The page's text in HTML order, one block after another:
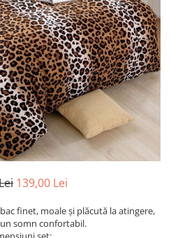
Elastic
139,00 Lei
finet, moale și plăcută la atingere,
somn confortabil.